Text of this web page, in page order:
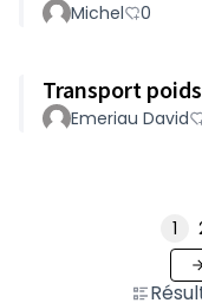
Michel 0
Transport
Emeriau David
1